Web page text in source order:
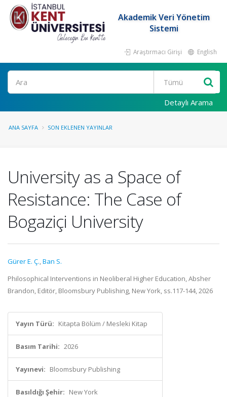
Akademik Veri Yönetim
Sistemi
Araştırmacı Girişi English
Ara
Detaylı Arama
ANA SAYFA SON EKLENEN YAYINLAR
University as a Space of
Resistance: The Case of
Bogaziçi University
Gürer E. Ç.,Ban S.
Philosophical Interventions in Neoliberal Higher Education, Absher
Brandon, Editör, Bloomsbury Publishing, New York, ss.117-144, 2026
Yayın Türü: Kitapta Bölüm / Mesleki Kitap
Basım Tarihi: 2026
Yayınevi: Bloomsbury Publishing
Basıldığı Şehir: New York